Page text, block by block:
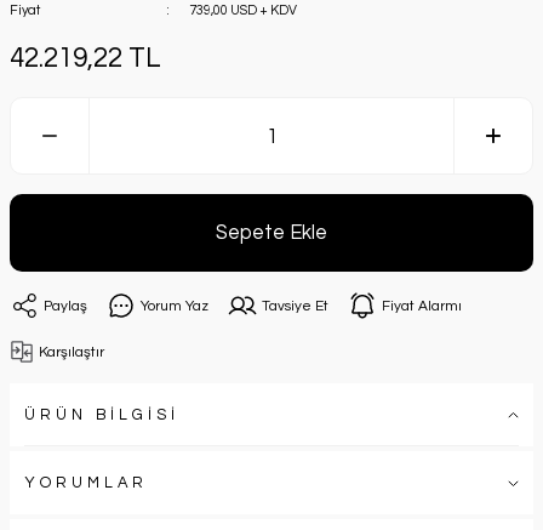
Fiyat
739,00 USD + KDV
42.219,22 TL
Sepete Ekle
Paylaş Yorum Yaz Tavsiye Et Fiyat Alarmı
Karşılaştır
ÜRÜN BİLGİSİ
YORUMLAR